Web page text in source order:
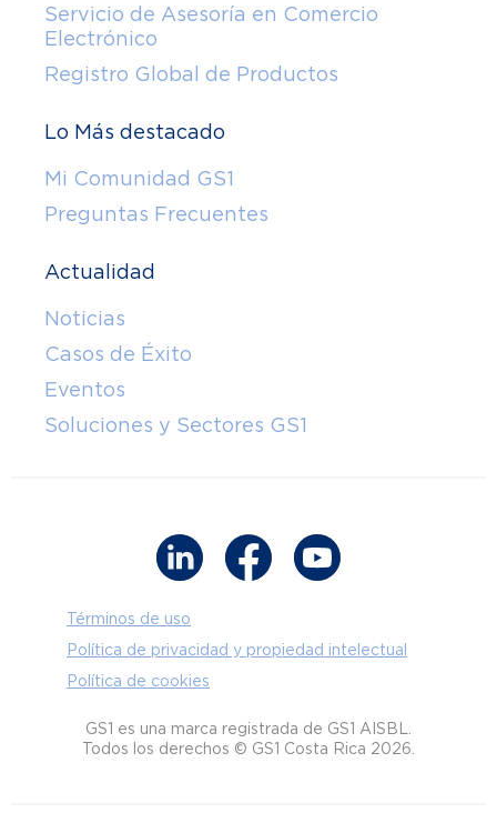
Servicio de Asesoría en Comercio
Electrónico
Registro Global de Productos
Lo Más destacado
Mi Comunidad GS1
Preguntas Frecuentes
Actualidad
Noticias
Casos de Éxito
Eventos
Soluciones y Sectores GS1
Términos de uso
Política de privacidad y propiedad intelectual
Política de cookies
GS1 es una marca registrada de GS1 AISBL.
Todos los derechos © GS1 Costa Rica 2026.